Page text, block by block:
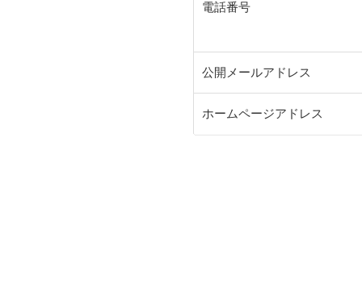
電話番号
公開メールアドレス
ホームページアドレス